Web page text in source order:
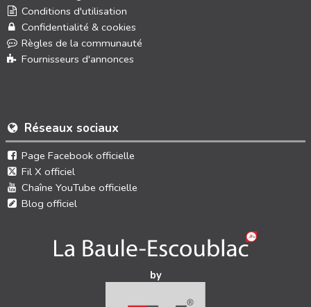
Réseaux sociaux
Page Facebook officielle
Fil X officiel
Chaîne YouTube officielle
Blog officiel
Conditions d'utilisation
Confidentialité & cookies
Règles de la communauté
Fournisseurs d'annonces
by